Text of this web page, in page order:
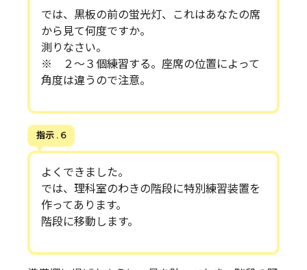
では、黒板の前の蛍光灯、これはあなたの席
から見て何度ですか。
測りなさい。
※ ２～３個練習する。座席の位置によって
角度は違うので注意。
指示 . 6
よくできました。
では、理科室のわきの階段に特別練習装置を
作ってあります。
階段に移動します。